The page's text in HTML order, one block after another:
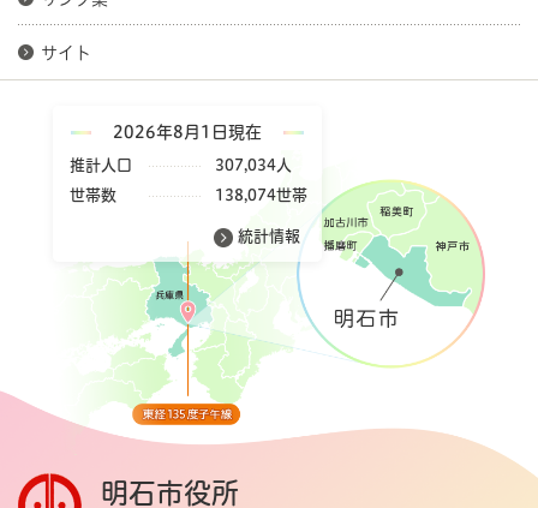
サイト
2026年8月1日現在
推計人口
307,034人
世帯数
138,074世帯
統計情報
明石市役所